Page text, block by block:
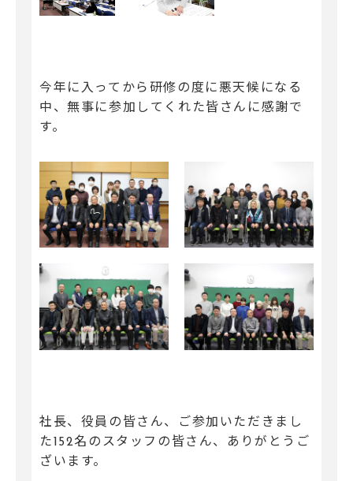
今年に入ってから研修の度に悪天候になる
中、無事に参加してくれた皆さんに感謝で
す。
社長、役員の皆さん、ご参加いただきまし
た152名のスタッフの皆さん、ありがとうご
ざいます。